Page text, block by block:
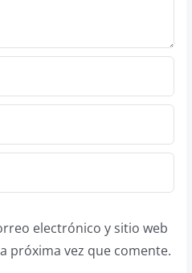
electrónico y sitio web
próxima vez que comente.